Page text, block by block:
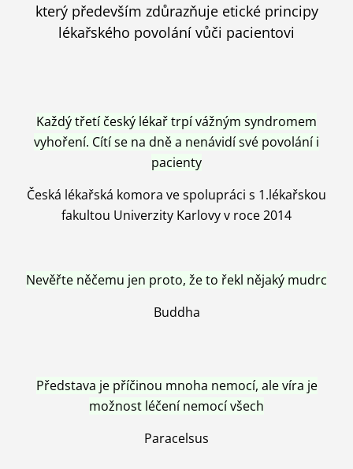
který především zdůrazňuje etické principy
lékařského povolání vůči pacientovi
Každý třetí český lékař trpí vážným syndromem
vyhoření. Cítí se na dně a nenávidí své povolání i
pacienty
Česká lékařská komora ve spolupráci s 1.lékařskou
fakultou Univerzity Karlovy v roce 2014
Nevěřte něčemu jen proto, že to řekl nějaký mudrc
Buddha
Představa je příčinou mnoha nemocí, ale víra je
možnost léčení nemocí všech
Paracelsus